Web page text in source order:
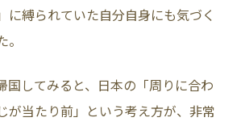
に縛られていた自分自身にも気づく
国してみると、日本の「周りに合わ
が当たり前」という考え方が、非常